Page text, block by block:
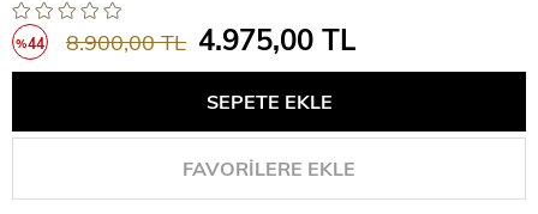
%44 8.900,00 TL 4.975,00 TL
FAVORILERE EKLE